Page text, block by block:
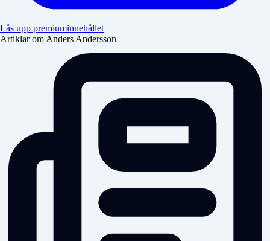
Lås upp premiuminnehållet
Artiklar om Anders Andersson